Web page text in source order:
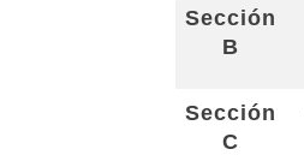
Sección
B
Sección
C